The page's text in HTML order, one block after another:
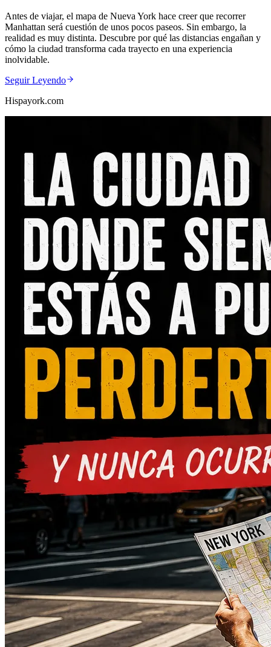
Antes de viajar, el mapa de Nueva York hace creer que recorrer
Manhattan será cuestión de unos pocos paseos. Sin embargo, la
realidad es muy distinta. Descubre por qué las distancias engañan y
cómo la ciudad transforma cada trayecto en una experiencia
inolvidable.
Seguir Leyendo
Hispayork.com